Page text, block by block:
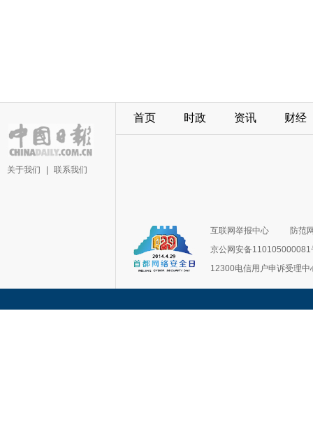
关于我们 联系我们
首页 时政 资讯 财经
互联网举报中心
防范
京公网安备110105000081
12300电信用户申诉受理中